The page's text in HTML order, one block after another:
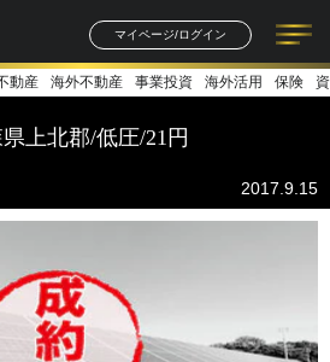
マイページ/ログイン
記事一覧 連載一覧
著者一覧 書籍一覧
動産 海外不動産 事業投資 海外活用 保険
上北郡/低圧/21円
2017.9.15